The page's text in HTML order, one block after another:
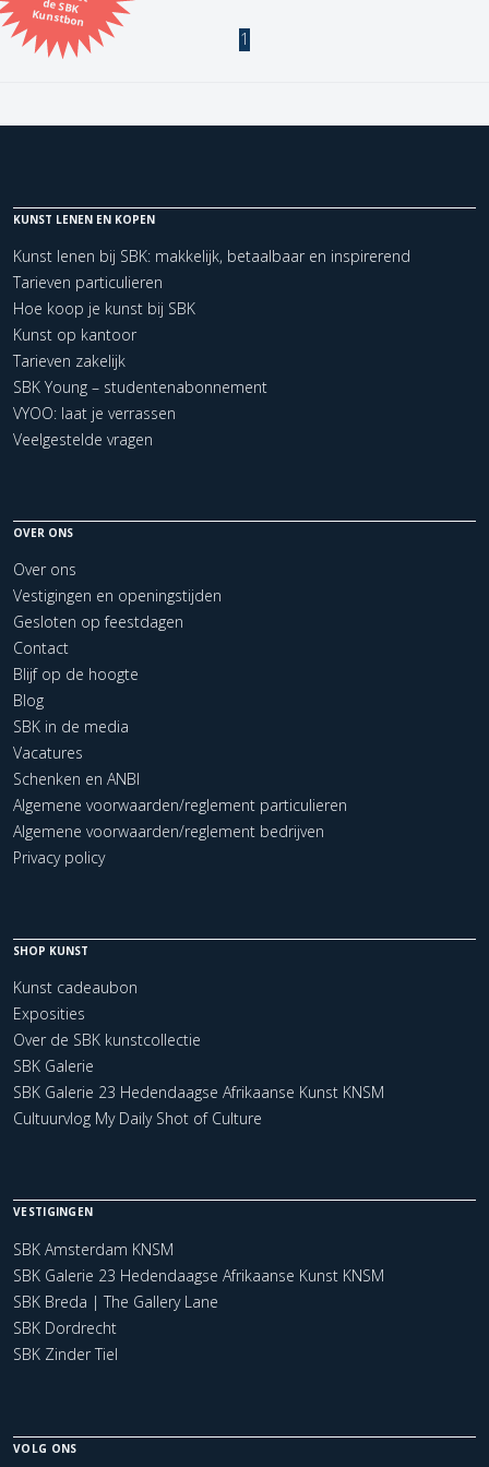
Kunstbon
Kunstenaar
Kerncollectie
1 items. Pagina: 1
1
KUNST LENEN EN KOPEN
Kunst lenen bij SBK: makkelijk, betaalbaar en inspirerend
Tarieven particulieren
Hoe koop je kunst bij SBK
Kunst op kantoor
Tarieven zakelijk
SBK Young – studentenabonnement
VYOO: laat je verrassen
Veelgestelde vragen
OVER ONS
Over ons
Vestigingen en openingstijden
Gesloten op feestdagen
Contact
Blijf op de hoogte
Blog
SBK in de media
Vacatures
Schenken en ANBI
Algemene voorwaarden/reglement particulieren
Algemene voorwaarden/reglement bedrijven
Privacy policy
SHOP KUNST
Kunst cadeaubon
Exposities
Over de SBK kunstcollectie
SBK Galerie
SBK Galerie 23 Hedendaagse Afrikaanse Kunst KNSM
Cultuurvlog My Daily Shot of Culture
VESTIGINGEN
SBK Amsterdam KNSM
SBK Galerie 23 Hedendaagse Afrikaanse Kunst KNSM
SBK Breda | The Gallery Lane
SBK Dordrecht
SBK Zinder Tiel
VOLG ONS